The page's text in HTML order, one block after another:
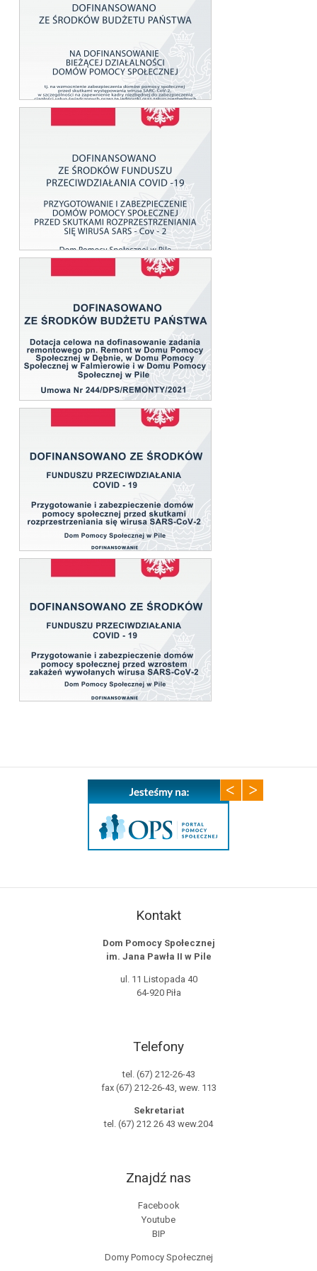
Dofinansowania
Wolontariat
Kontakt
Kontakt
Dom Pomocy Społecznej
im. Jana Pawła II w Pile
ul. 11 Listopada 40
64-920 Piła
Telefony
tel. (67) 212-26-43
fax (67) 212-26-43, wew. 113
Sekretariat
tel. (67) 212 26 43 wew.204
Znajdź nas
Facebook
Youtube
BIP
Domy Pomocy Społecznej